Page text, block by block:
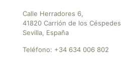
Calle Herradores 6,
41820 Carrión de los Céspedes
Sevilla, España
Teléfono: +34 634 006 802